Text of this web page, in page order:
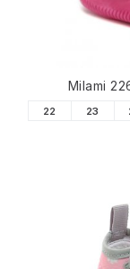
Milami
22 23